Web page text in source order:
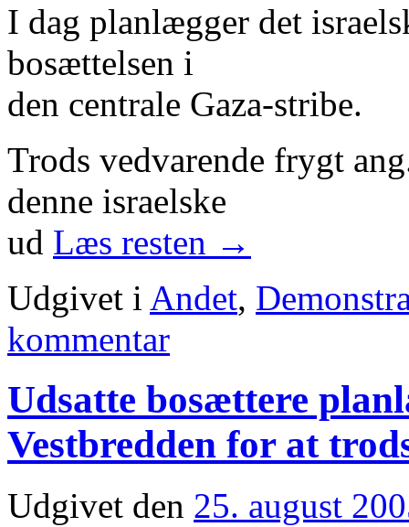
I dag planlægger det
bosættelsen i
den centrale Gaza-stribe.
Trods vedvarende frygt
denne israelske
ud Læs resten →
Udgivet i Andet,
kommentar
Udsatte bosættere
Vestbredden for at
Udgivet den 25. august